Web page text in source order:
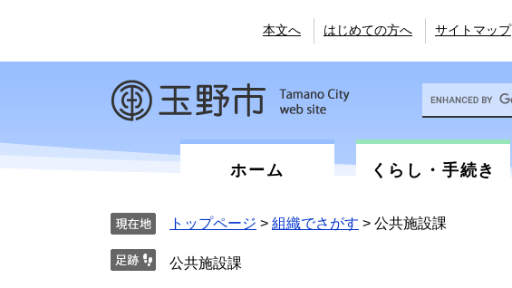
の
す。
ー
し
本文へ はじめての方へ サイトマップ
カ
タ
ム
ホーム くらし・手続き
トップページ > 組織でさがす > 公共施設課
公共施設課